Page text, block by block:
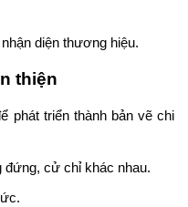
diện thương hiệu.
thiện
phát triển thành bản vẽ chi
đứng, cử chỉ khác nhau.